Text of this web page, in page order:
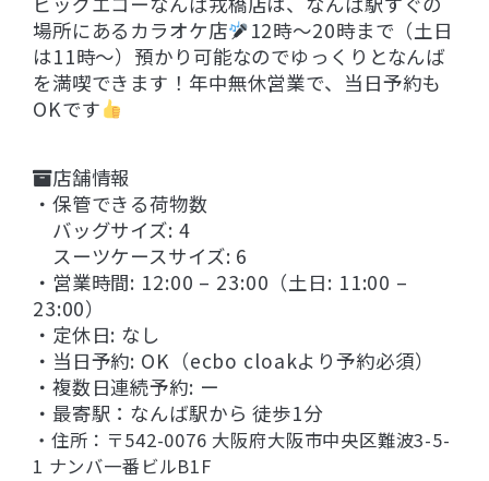
場所にあるカラオケ店
12時～20時まで（土日
は11時～）預かり可能なのでゆっくりとなんば
を満喫できます！年中無休営業で、当日予約も
OKです
店舗情報
・保管できる荷物数
バッグサイズ: 4
スーツケースサイズ: 6
・営業時間: 12:00 – 23:00（土日: 11:00 –
23:00）
・定休日: なし
・当日予約: OK（ecbo cloakより予約必須）
・複数日連続予約: ー
・最寄駅：なんば駅から 徒歩1分
・住所：〒542-0076 大阪府大阪市中央区難波3-5-
1 ナンバ一番ビルB1F